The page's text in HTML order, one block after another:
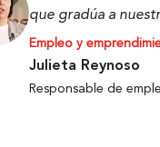
que gradúa a
Empleo y
Julieta Reynoso
Responsable de